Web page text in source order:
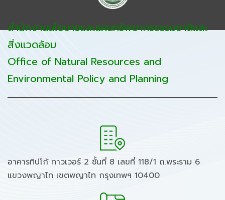
สำนักงานนโยบายและแผนทรัพยากรธรรมชาติและ
สิ่งแวดล้อม
Office of Natural Resources and
Environmental Policy and Planning
อาคารทิปโก้ ทาวเวอร์ 2 ชั้นที่ 8 เลขที่ 118/1 ถ.พระราม 6
แขวงพญาไท เขตพญาไท กรุงเทพฯ 10400